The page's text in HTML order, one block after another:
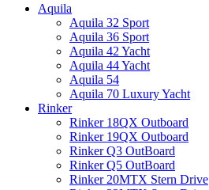
Aquila
Aquila 32 Sport
Aquila 36 Sport
Aquila 42 Yacht
Aquila 44 Yacht
Aquila 54
Aquila 70 Luxury Yacht
Rinker
Rinker 18QX Outboard
Rinker 19QX Outboard
Rinker Q3 OutBoard
Rinker Q5 OutBoard
Rinker 20MTX Stern Drive